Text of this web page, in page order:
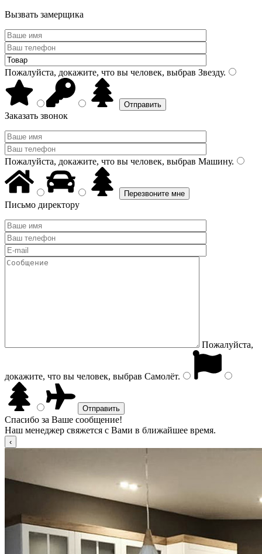
Вызвать замерщика
Пожалуйста, докажите, что вы человек, выбрав Звезду.
Заказать звонок
Пожалуйста, докажите, что вы человек, выбрав Машину.
Письмо директору
Пожалуйста,
докажите, что вы человек, выбрав Самолёт.
Спасибо за Ваше сообщение!
Наш менеджер свяжется с Вами в ближайшее время.